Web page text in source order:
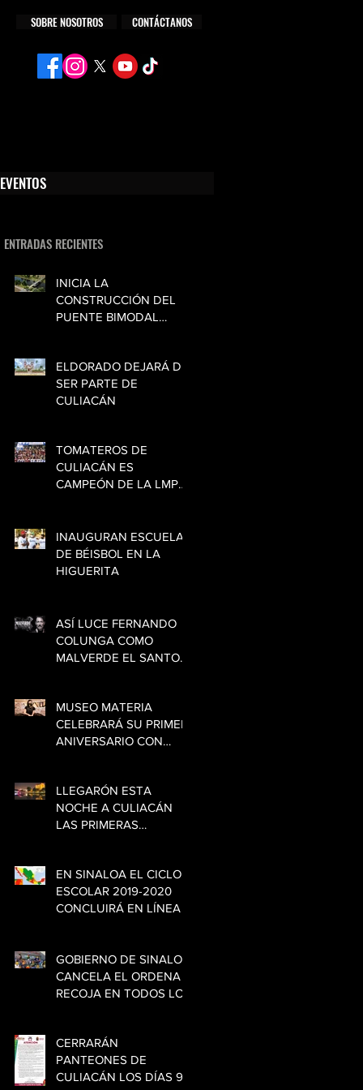
SOBRE NOSOTROS CONTÁCTANOS
EVENTOS
ENTRADAS RECIENTES
INICIA LA
CONSTRUCCIÓN DEL
PUENTE BIMODAL
ELDORADO DEJARÁ DE
SER PARTE DE
CULIACÁN
TOMATEROS DE
CULIACÁN ES
CAMPEÓN DE LA LMP
INAUGURAN ESCUELA
DE BÉISBOL EN LA
HIGUERITA
ASÍ LUCE FERNANDO
COLUNGA COMO
MALVERDE EL SANTO
MUSEO MATERIA
CELEBRARÁ SU PRIMER
ANIVERSARIO CON
LLEGARÓN ESTA
NOCHE A CULIACÁN
LAS PRIMERAS
EN SINALOA EL CICLO
ESCOLAR 2019-2020
CONCLUIRÁ EN LÍNEA
GOBIERNO DE SINALOA
CANCELA EL ORDENA Y
RECOJA EN TODOS LOS
CERRARÁN
PANTEONES DE
CULIACÁN LOS DÍAS 9,